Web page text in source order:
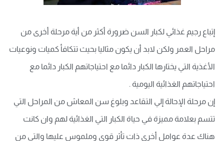
إتباع رجيم غذائي لكبار السن ضرورة أكثر من أية مرحلة أخرى من
مراحل العمر ولكن لابد أن يكون مثاليا بحيث تتكافأ كميات ونوعيات
الأغذية التي يختارها الكبار دائما مع احتياجاتهم الكبار دائما مع
احتياجاتهم الغذائية اليومية .
إن مرحلة الإحالة إلي التقاعد وبلوغ سن المعاش من المراحل التي
تتسم بعلامة مميزة في حياة الكبار التي الغذائية لهم وان كانت
هناك عدة عوامل أخرى ذات تأثر قوى وملموس عليها والتي من